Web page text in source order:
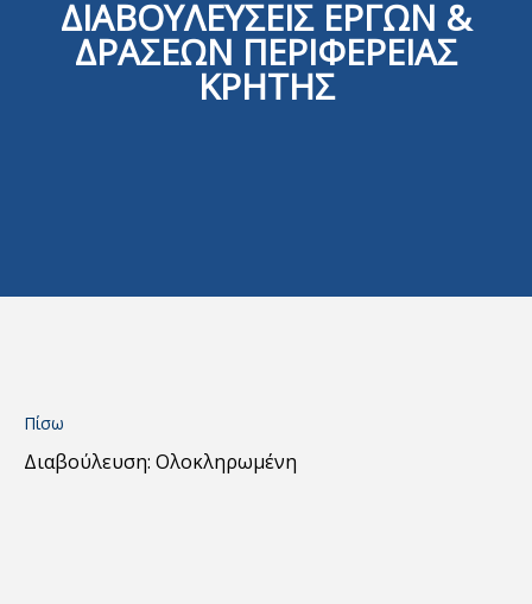
ΔΙΑΒΟΥΛΕΥΣΕΙΣ ΕΡΓΩΝ &
ΔΡΑΣΕΩΝ ΠΕΡΙΦΕΡΕΙΑΣ
ΚΡΗΤΗΣ
Πίσω
Διαβούλευση: Ολοκληρωμένη